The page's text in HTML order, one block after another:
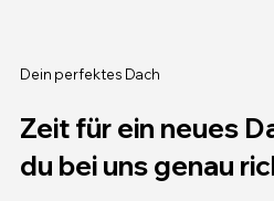
Zeit für ein neues
du bei uns genau
Dein perfektes Dach